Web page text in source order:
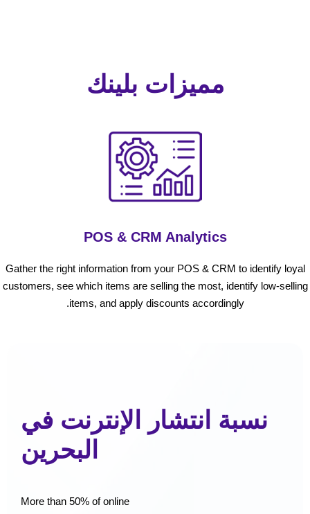
مميزات بلينك
POS & CRM Analytics
Gather the right information from your POS & CRM to identify loyal
customers, see which items are selling the most, identify low-selling
items, and apply discounts accordingly.
نسبة انتشار الإنترنت في
البحرين
More than 50% of online